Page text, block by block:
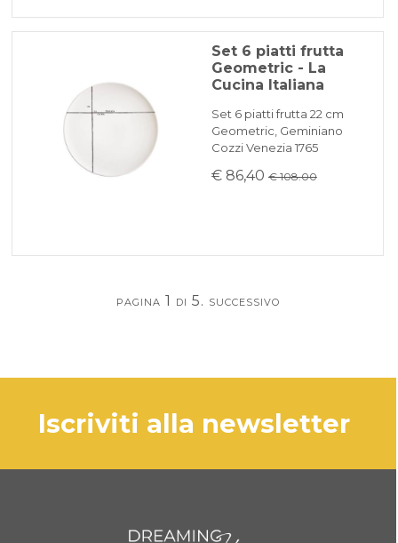
Set 6 piatti frutta
Geometric - La
Cucina Italiana
Set 6 piatti frutta 22 cm
Geometric, Geminiano
Cozzi Venezia 1765
€ 86,40 € 108.00
pagina 1 di 5. successivo
iscriviti alla newsletter